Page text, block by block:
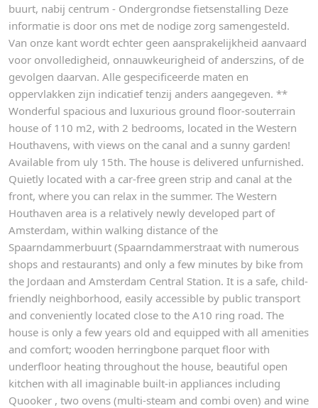
buurt, nabij centrum - Ondergrondse fietsenstalling Deze
informatie is door ons met de nodige zorg samengesteld.
Van onze kant wordt echter geen aansprakelijkheid aanvaard
voor onvolledigheid, onnauwkeurigheid of anderszins, of de
gevolgen daarvan. Alle gespecificeerde maten en
oppervlakken zijn indicatief tenzij anders aangegeven. **
Wonderful spacious and luxurious ground floor-souterrain
house of 110 m2, with 2 bedrooms, located in the Western
Houthavens, with views on the canal and a sunny garden!
Available from uly 15th. The house is delivered unfurnished.
Quietly located with a car-free green strip and canal at the
front, where you can relax in the summer. The Western
Houthaven area is a relatively newly developed part of
Amsterdam, within walking distance of the
Spaarndammerbuurt (Spaarndammerstraat with numerous
shops and restaurants) and only a few minutes by bike from
the Jordaan and Amsterdam Central Station. It is a safe, child-
friendly neighborhood, easily accessible by public transport
and conveniently located close to the A10 ring road. The
house is only a few years old and equipped with all amenities
and comfort; wooden herringbone parquet floor with
underfloor heating throughout the house, beautiful open
kitchen with all imaginable built-in appliances including
Quooker , two ovens (multi-steam and combi oven) and wine